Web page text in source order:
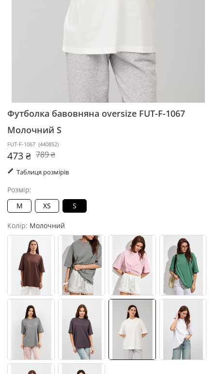
Футболка бавовняна oversize FUT-F-1067
Молочний S
FUT-F-1067 (440852)
473 ₴ 789 ₴
Таблиця розмірів
Розмір:
M
XS S
Колір: Молочний